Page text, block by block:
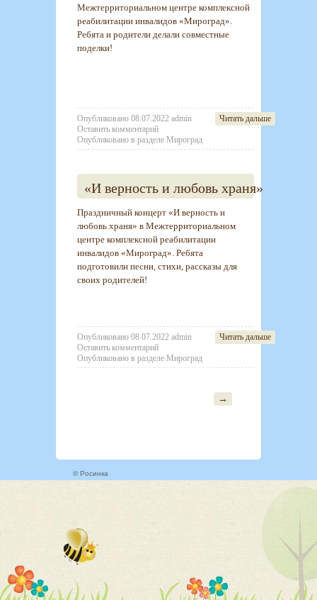
Межтерриториальном центре комплексной
реабилитации инвалидов «Мироград».
Ребята и родители делали совместные
поделки!
Читать дальше
Опубликовано 08.07.2022 admin
Оставить комментарий
Опубликовано в разделе Мироград
«И верность и любовь храня»
Праздничный концерт «И верность и
любовь храня» в Межтерриториальном
центре комплексной реабилитации
инвалидов «Мироград». Ребята
подготовили песни, стихи, рассказы для
своих родителей!
Читать дальше
Опубликовано 08.07.2022 admin
Оставить комментарий
Опубликовано в разделе Мироград
→
© Росинка